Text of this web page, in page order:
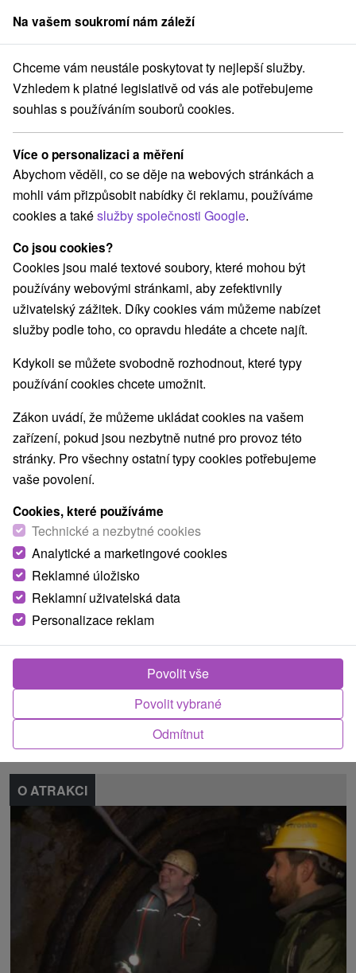
člen skupinySorger
Banskobystrický kraj Kremnica Banské muzeum Kremnica
Banské muzeum Kremnica
Domovská stránka Navigovat do místa
+421 45 67 43 144 info@banske-muzeum.sk
Google recenze
Banská cesta 803/27
967 01 Kremnica
GPS:
N +48° 42' 41.75''
E +18° 54' 27.6''
Turistický region
Stredné Slovensko, Banskobystrický kraj, Pohronie,
Vtáčnik, Kremnické vrchy
Našli jste chybu nebo nám chcete doporučit novou atrakci
O ATRAKCI
Na vašem soukromí nám záleží
Chceme vám neustále poskytovat ty nejlepší služby.
Vzhledem k platné legislativě od vás ale potřebujeme
souhlas s používáním souborů cookies.
Více o personalizaci a měření
Abychom věděli, co se děje na webových stránkách a
mohli vám přizpůsobit nabídky či reklamu, používáme
cookies a takéslužby společnosti Google.
Co jsou cookies?
Cookies jsou malé textové soubory, které mohou být
používány webovými stránkami, aby zefektivnily
uživatelský zážitek. Díky cookies vám můžeme nabízet
služby podle toho, co opravdu hledáte a chcete najít.
Kdykoli se můžete svobodně rozhodnout, které typy
používání cookies chcete umožnit.
Zákon uvádí, že můžeme ukládat cookies na vašem
zařízení, pokud jsou nezbytně nutné pro provoz této
stránky. Pro všechny ostatní typy cookies potřebujeme
vaše povolení.
Cookies, které používáme
Technické a nezbytné cookies
Analytické a marketingové cookies
Reklamné úložisko
Reklamní uživatelská data
Personalizace reklam
Odmítnut
Povolit vybrané
Povolit vše